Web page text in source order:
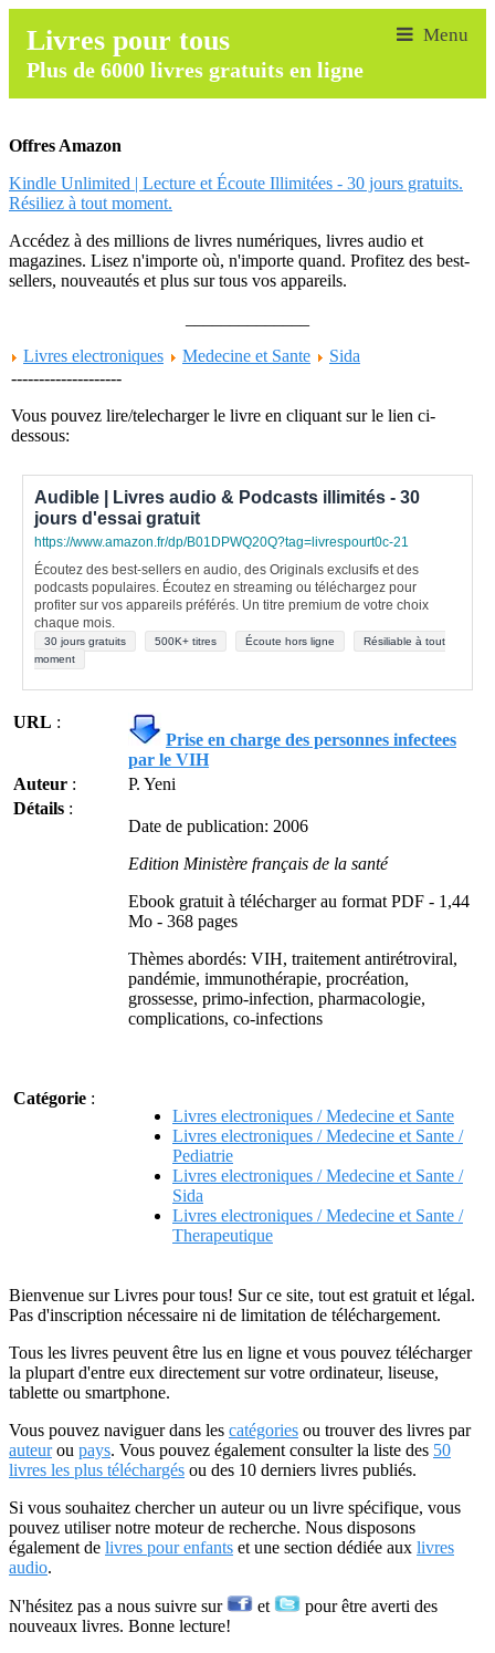
Livres pour tous
Plus de 6000 livres gratuits en ligne
Offres Amazon
Kindle Unlimited | Lecture et Écoute Illimitées - 30 jours gratuits.
Résiliez à tout moment.
Accédez à des millions de livres numériques, livres audio et
magazines. Lisez n'importe où, n'importe quand. Profitez des best-
sellers, nouveautés et plus sur tous vos appareils.
Livres electroniques
Medecine et Sante
Sida
--------------------
Vous pouvez lire/telecharger le livre en cliquant sur le lien ci-
dessous:
Audible | Livres audio & Podcasts illimités - 30
jours d'essai gratuit
https://www.amazon.fr/dp/B01DPWQ20Q?tag=livrespourt0c-21
Écoutez des best-sellers en audio, des Originals exclusifs et des
podcasts populaires. Écoutez en streaming ou téléchargez pour
profiter sur vos appareils préférés. Un titre premium de votre choix
chaque mois.
30 jours gratuits 500K+ titres Écoute hors ligne
Résiliable à tout
moment
URL :
Prise en charge des personnes infectees
par le VIH
Auteur :
P. Yeni
Détails :
Date de publication: 2006
Edition Ministère français de la santé
Ebook gratuit à télécharger au format PDF - 1,44
Mo - 368 pages
Thèmes abordés: VIH, traitement antirétroviral,
pandémie, immunothérapie, procréation,
grossesse, primo-infection, pharmacologie,
complications, co-infections
Catégorie :
Livres electroniques / Medecine et Sante
Livres electroniques / Medecine et Sante /
Pediatrie
Livres electroniques / Medecine et Sante /
Sida
Livres electroniques / Medecine et Sante /
Therapeutique
Bienvenue sur Livres pour tous! Sur ce site, tout est gratuit et légal.
Pas d'inscription nécessaire ni de limitation de téléchargement.
Tous les livres peuvent être lus en ligne et vous pouvez télécharger
la plupart d'entre eux directement sur votre ordinateur, liseuse,
tablette ou smartphone.
Vous pouvez naviguer dans les catégories ou trouver des livres par
auteurou pays. Vous pouvez également consulter la liste des 50
livres les plus téléchargés ou des 10 derniers livres publiés.
Si vous souhaitez chercher un auteur ou un livre spécifique, vous
pouvez utiliser notre moteur de recherche. Nous disposons
également de livres pour enfants et une section dédiée aux livres
audio.
N'hésitez pas a nous suivre sur et
pour être averti des
nouveaux livres. Bonne lecture!